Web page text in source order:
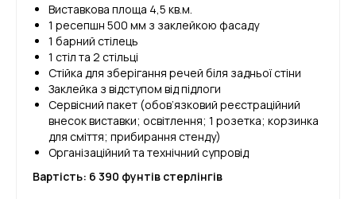
Виставкова площа 4,5 кв.м.
1 ресепшн 500 мм з заклейкою фасаду
1 барний стілець
1 стіл та 2 стільці
Стійка для зберігання речей біля задньої стіни
Заклейка з відступом від підлоги
Сервісний пакет (обов’язковий реєстраційний
внесок виставки; освітлення; 1 розетка; корзинка
для сміття; прибирання стенду)
Організаційний та технічний супровід
Вартість: 6 390 фунтів стерлінгів